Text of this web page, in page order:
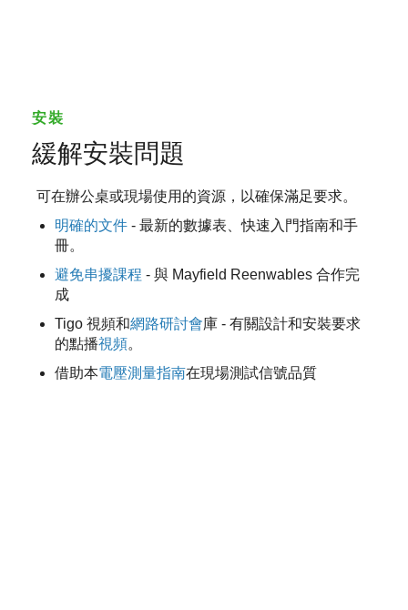
安裝
緩解安裝問題
可在辦公桌或現場使用的資源，以確保滿足要求。
明確的文件- 最新的數據表、快速入門指南和手
冊。
避免串擾課程 - 與 Mayfield Reenwables 合作完
成
Tigo 視頻和網路研討會庫 - 有關設計和安裝要求
的點播視頻。
借助本電壓測量指南在現場測試信號品質